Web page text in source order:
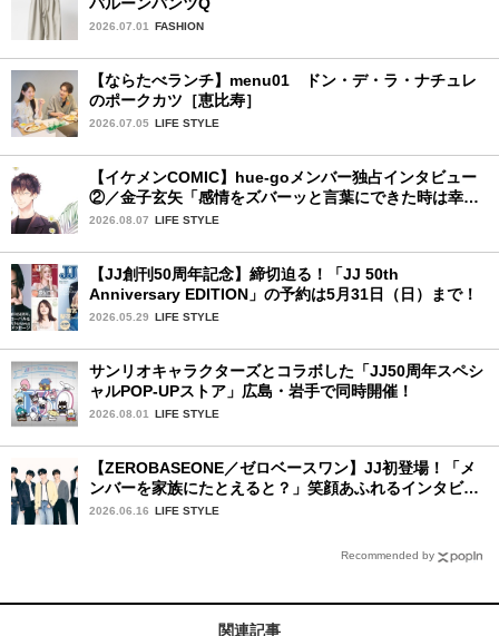
2026.07.01 FASHION
【ならたべランチ】menu01 ドン・デ・ラ・ナチュレ
のポークカツ［恵比寿］
2026.07.05 LIFE STYLE
【イケメンCOMIC】hue-goメンバー独占インタビュー
②／金子玄矢「感情をズバーッと言葉にできた時は幸
せ〜」
2026.08.07 LIFE STYLE
【JJ創刊50周年記念】締切迫る！「JJ 50th
Anniversary EDITION」の予約は5月31日（日）まで！
2026.05.29 LIFE STYLE
サンリオキャラクターズとコラボした「JJ50周年スペシ
ャルPOP-UPストア」広島・岩手で同時開催！
2026.08.01 LIFE STYLE
【ZEROBASEONE／ゼロベースワン】JJ初登場！「メ
ンバーを家族にたとえると？」笑顔あふれるインタビュ
ー♡
2026.06.16 LIFE STYLE
Recommended by
関連記事